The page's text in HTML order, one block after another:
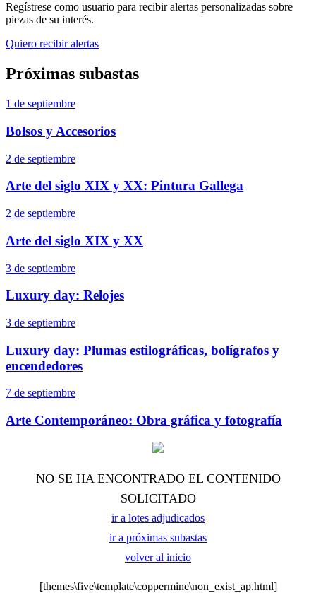
Regístrese como usuario para recibir alertas personalizadas sobre
piezas de su interés.
Quiero recibir alertas
Próximas subastas
1 de septiembre
Bolsos y Accesorios
2 de septiembre
Arte del siglo XIX y XX: Pintura Gallega
2 de septiembre
Arte del siglo XIX y XX
3 de septiembre
Luxury day: Relojes
3 de septiembre
Luxury day: Plumas estilográficas, bolígrafos y
encendedores
7 de septiembre
Arte Contemporáneo: Obra gráfica y fotografía
NO SE HA ENCONTRADO EL CONTENIDO
SOLICITADO
ir a lotes adjudicados
ir a próximas subastas
volver al inicio
[themes\five\template\coppermine\non_exist_ap.html]